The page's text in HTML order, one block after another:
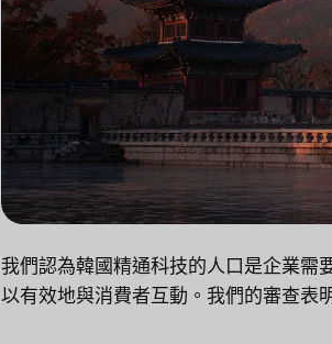
我們認為韓國精通科技的人口是企業需
以有效地與消費者互動。我們的審查表